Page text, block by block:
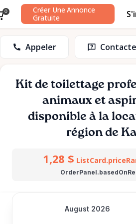
0
Créer Une Annonce
Gratuite
Appeler
Kit de toilettage
animaux et
disponible à la
région de
1,28 $
August 2026